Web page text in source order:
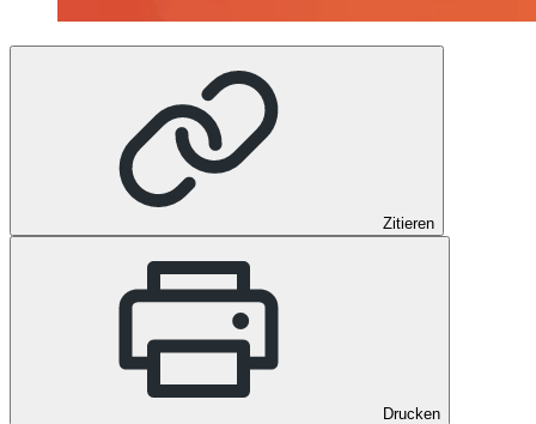
Zitieren
Drucken